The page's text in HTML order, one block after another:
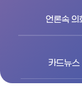
언론속 의
카드뉴스